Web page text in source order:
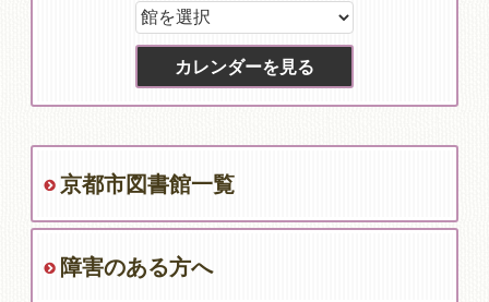
京都市図書館一覧
障害のある方へ